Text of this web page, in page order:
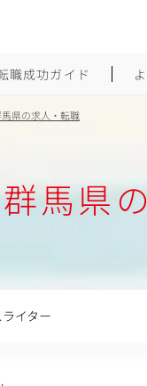
職成功ガイド
大手広告会社への転職
年収アップ転職
県の求人・転職
馬県
イター